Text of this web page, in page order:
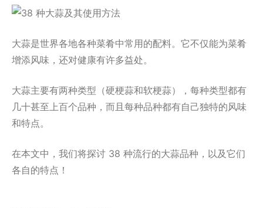
大蒜是世界各地各种菜肴中常用的配料。它不仅能为菜肴
增添风味，还对健康有许多益处。
大蒜主要有两种类型（硬梗蒜和软梗蒜），每种类型都有
几十甚至上百个品种，而且每种品种都有自己独特的风味
和特点。
在本文中，我们将探讨 38 种流行的大蒜品种，以及它们
各自的特点！